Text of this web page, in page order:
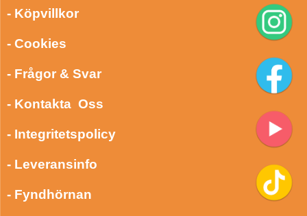
- Köpvillkor
- Cookies
- Frågor & Svar
- Kontakta Oss
- Integritetspolicy
- Leveransinfo
- Fyndhörnan